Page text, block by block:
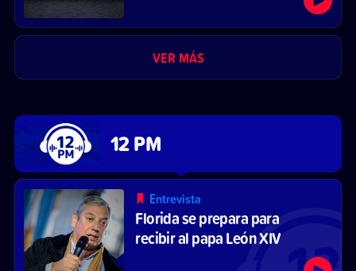
VER MÁS
12 PM
Entrevista
Florida se prepara para
recibir al papa León XIV